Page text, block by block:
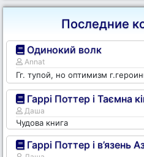
Последние
Одинокий волк
Annat
Гг. тупой, но оптимизм
Гаррі Поттер і Таємна
Даша
Чудова книга
Гаррі Поттер і в’язень